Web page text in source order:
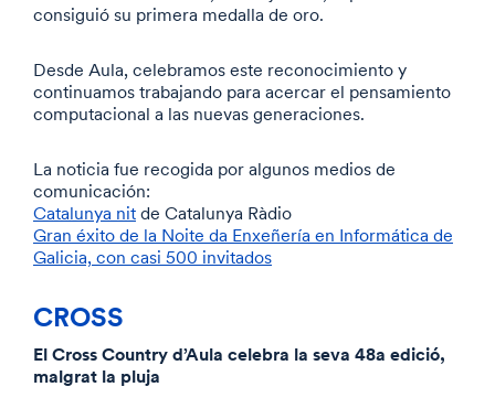
consiguió su primera medalla de oro.
Desde Aula, celebramos este reconocimiento y
continuamos trabajando para acercar el pensamiento
computacional a las nuevas generaciones.
La noticia fue recogida por algunos medios de
comunicación:
Catalunya nit de Catalunya Ràdio
Gran éxito de la Noite da Enxeñería en Informática de
Galicia, con casi 500 invitados
CROSS
El Cross Country d’Aula celebra la seva 48a edició,
malgrat la pluja